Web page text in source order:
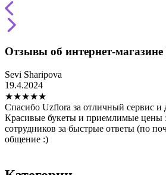
Отзывы об интернет-
Sevi Sharipova
19.4.2024
★★★★★
Спасибо Uzflora за отличный сервис и
Красивые букеты и приемлимые цены
сотрудников за быстрые ответы (по
общение :)